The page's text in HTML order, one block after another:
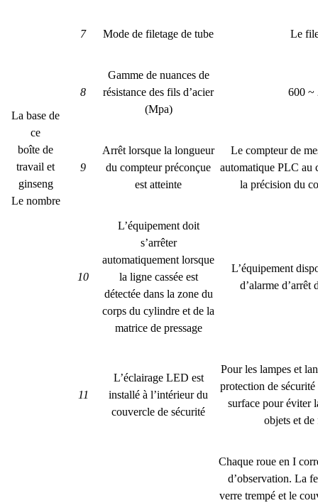
La base de
ce
boîte de
travail et
ginseng
Le nombre
7 Mode de filetage de tube Le
8
Gamme de nuances de
résistance des fils d’acier
(Mpa)
600 ~
9
Arrêt lorsque la longueur
du compteur préconçue
est atteinte
Le compteur de
automatique PLC au
la précision du
10
L’équipement doit
s’arrêter
automatiquement lorsque
la ligne cassée est
détectée dans la zone du
corps du cylindre et de la
matrice de pressage
L’équipement
d’alarme d’arrêt
11
L’éclairage LED est
installé à l’intérieur du
couvercle de sécurité
Pour les lampes et
protection de
surface pour éviter
objets et de
Chaque roue en I
d’observation. La
verre trempé et le